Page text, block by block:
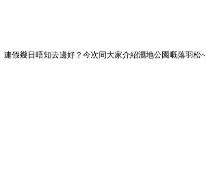
連假幾日唔知去邊好？今次同大家介紹濕地公園嘅落羽松~